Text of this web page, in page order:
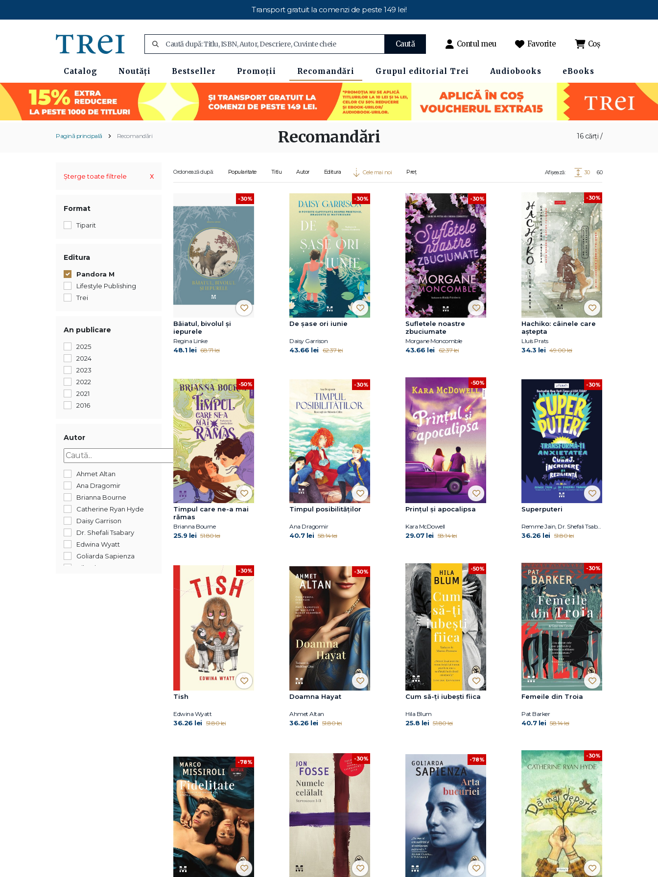
Transport gratuit la comenzi de peste 149 lei!
Caută Contul meu Favorite Coș
Catalog Noutăți Bestseller Promoții Recomandări Grupul editorial Trei Audiobooks eBooks
Pagină principală Recomandări 16 cărți /
Recomandări
Șterge toate filtrele x
Format
Tiparit
Editura
Pandora M
Lifestyle Publishing
Trei
An publicare
2025
2024
2023
2022
2021
2016
Autor
Ahmet Altan
Ana Dragomir
Brianna Bourne
Catherine Ryan Hyde
Daisy Garrison
Dr. Shefali Tsabary
Edwina Wyatt
Goliarda Sapienza
Hila Blum
Ordonează după: Popularitate Titlu Autor Editura Cele mai noi Preț Afișează: 30 60
-30%
Băiatul, bivolul și
iepurele
Regina Linke
48.1 lei 68.71 lei
-30%
De șase ori iunie
Daisy Garrison
43.66 lei 62.37 lei
-30%
Sufletele noastre
zbuciumate
Morgane Moncomble
43.66 lei 62.37 lei
-30%
Hachiko: câinele care
aştepta
Lluís Prats
34.3 lei 49.00 lei
-50%
Timpul care ne-a mai
rămas
Brianna Bourne
25.9 lei 51.80 lei
-30%
Timpul posibilităților
Ana Dragomir
40.7 lei 58.14 lei
-50%
Prințul și apocalipsa
Kara McDowell
29.07 lei 58.14 lei
-30%
Superputeri
Remme Jain, Dr. Shefali Tsabary
36.26 lei 51.80 lei
-30%
Tish
Edwina Wyatt
36.26 lei 51.80 lei
-30%
Doamna Hayat
Ahmet Altan
36.26 lei 51.80 lei
-50%
Cum să-ți iubești fiica
Hila Blum
25.8 lei 51.80 lei
-30%
Femeile din Troia
Pat Barker
40.7 lei 58.14 lei
-78% -30% -78%
-30%